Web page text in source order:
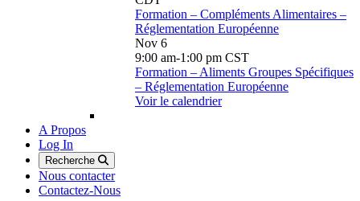
Formation – Compléments Alimentaires –
Réglementation Européenne
Nov 6
9:00 am-1:00 pm CST
Formation – Aliments Groupes Spécifiques
– Réglementation Européenne
Voir le calendrier
A Propos
Log In
Recherche
Nous contacter
Contactez-Nous